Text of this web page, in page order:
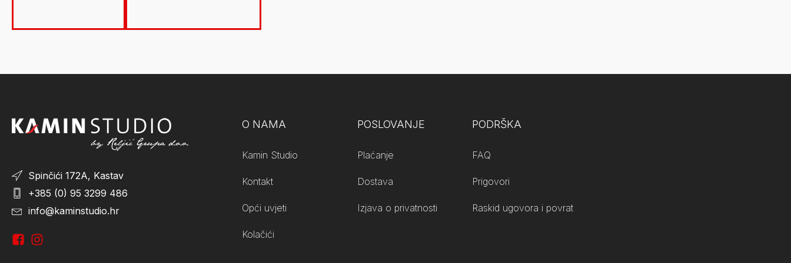
Spinčići 172A, Kastav
+385 (0) 95 3299 486
info@kaminstudio.hr
O NAMA
Kamin Studio
Kontakt
Opći uvjeti
Kolačići
POSLOVANJE
Plaćanje
Dostava
Izjava o privatnosti
PODRŠKA
FAQ
Prigovori
Raskid ugovora i povrat